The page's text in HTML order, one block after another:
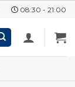
08:30 - 21:00